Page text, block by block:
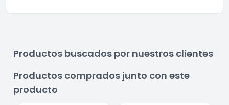
Productos buscados por nuestros clientes
Productos comprados junto con este
producto